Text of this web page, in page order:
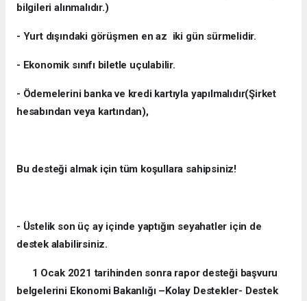
bilgileri alınmalıdır.)
- Yurt dışındaki görüşmen en az iki gün sürmelidir.
- Ekonomik sınıfı biletle uçulabilir.
- Ödemelerini banka ve kredi kartıyla yapılmalıdır(Şirket
hesabından veya kartından),
Bu desteği almak için tüm koşullara sahipsiniz!
- Üstelik son üç ay içinde yaptığın seyahatler için de
destek alabilirsiniz.
1 Ocak 2021 tarihinden sonra rapor desteği başvuru
belgelerini Ekonomi Bakanlığı –Kolay Destekler- Destek